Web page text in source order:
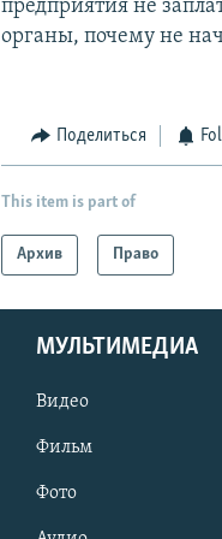
предприятия не
органы, почему не
Поделиться
This item is part of
Архив Право
МУЛЬТИМЕДИА
Видео
Фильм
Фото